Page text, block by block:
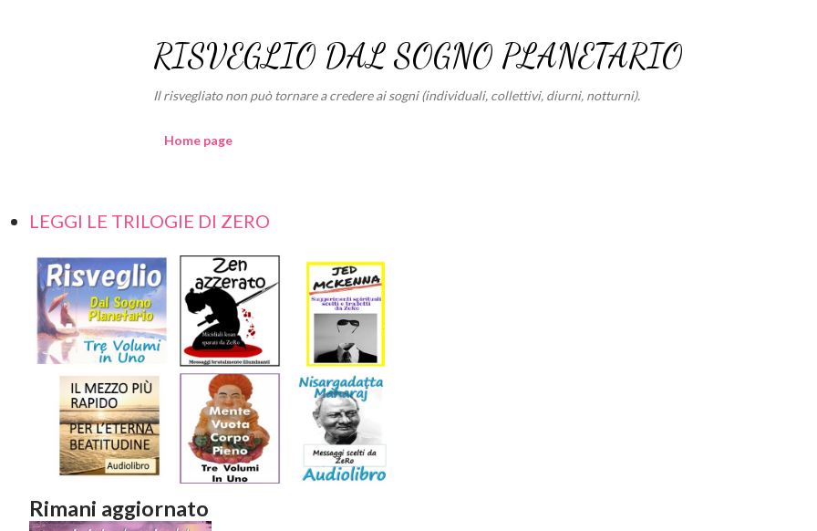
RISVEGLIO DAL SOGNO PLANETARIO
Il risvegliato non può tornare a credere ai sogni (individuali, collettivi, diurni, notturni).
Home page
LEGGI LE TRILOGIE DI ZERO
Rimani aggiornato